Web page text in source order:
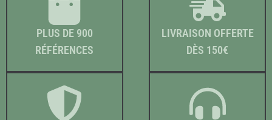
PLUS DE 900
RÉFÉRENCES
LIVRAISON OFFERTE
DÈS 150€